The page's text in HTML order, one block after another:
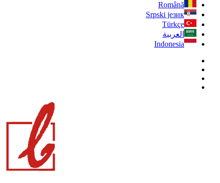
Română
Srpski језик
Türkçe
العربية
Indonesia